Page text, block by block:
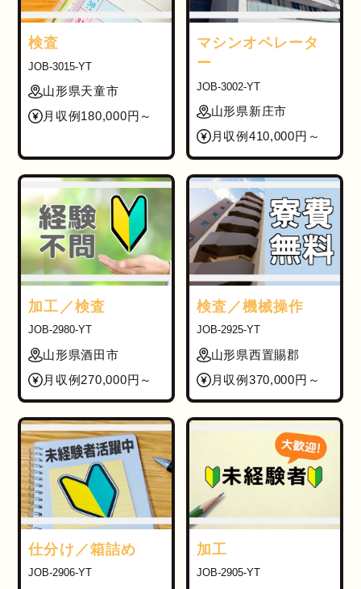
検査
JOB-3015-YT
山形県天童市
月収例180,000円～
マシンオペレータ
ー
JOB-3002-YT
山形県新庄市
月収例410,000円～
加工／検査
JOB-2980-YT
山形県酒田市
月収例270,000円～
検査／機械操作
JOB-2925-YT
山形県西置賜郡
月収例370,000円～
仕分け／箱詰め
JOB-2906-YT
加工
JOB-2905-YT